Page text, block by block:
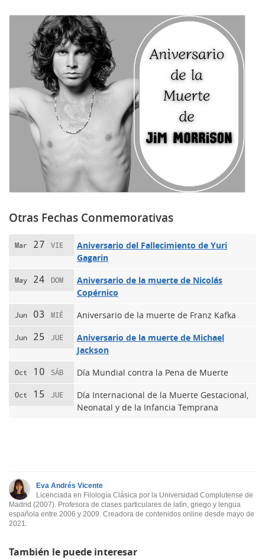
Otras Fechas Conmemorativas
Mar 27 VIE
Aniversario del Fallecimiento de Yuri
Gagarin
May 24 DOM
Aniversario de la muerte de Nicolás
Copérnico
Jun 03 MIÉ Aniversario de la muerte de Franz Kafka
Jun 25 JUE
Aniversario de la muerte de Michael
Jackson
Oct 10 SÁB Día Mundial contra la Pena de Muerte
Oct 15 JUE
Día Internacional de la Muerte Gestacional,
Neonatal y de la Infancia Temprana
Eva Andrés Vicente
Licenciada en Filología Clásica por la Universidad Complutense de
Madrid (2007). Profesora de clases particulares de latín, griego y lengua
española entre 2006 y 2009. Creadora de contenidos online desde mayo de
2021.
También le puede interesar